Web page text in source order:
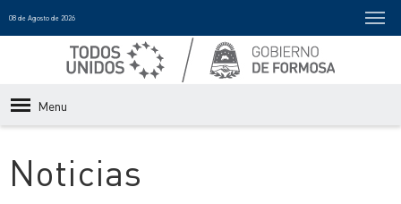
08 de Agosto de 2026
Menu
Noticias